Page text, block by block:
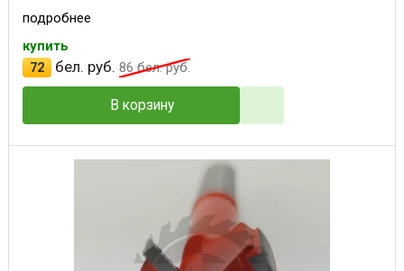
подробнее
купить
72
бел. руб. 86бел. руб.
В корзину